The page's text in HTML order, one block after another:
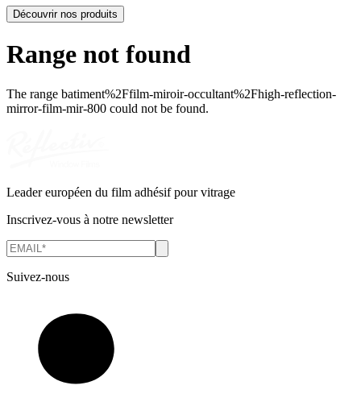
Découvrir nos produits
Range not found
The range batiment%2Ffilm-miroir-occultant%2Fhigh-reflection-
mirror-film-mir-800 could not be found.
Leader européen du film adhésif pour vitrage
Inscrivez-vous à notre newsletter
Suivez-nous